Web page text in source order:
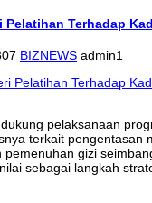
Pelatihan Terhadap
BIZNEWS admin1
pelaksanaan
terkait pengentasan
pemenuhan gizi
sebagai langkah